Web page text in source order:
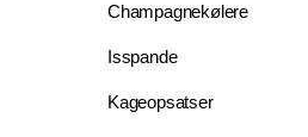
Champagnekølere
Isspande
Kageopsatser